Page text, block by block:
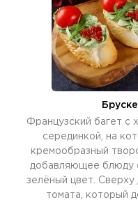
Французский багет с
серединкой, на
кремообразный
добавляющее блюду
зелёный цвет. Сверху
томата, который